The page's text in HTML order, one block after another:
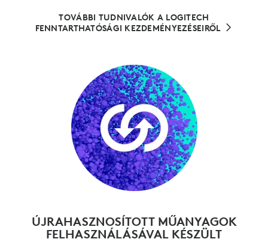
TOVÁBBI TUDNIVALÓK A LOGITECH
FENNTARTHATÓSÁGI KEZDEMÉNYEZÉSEIRŐL
ÚJRAHASZNOSÍTOTT MŰANYAGOK
FELHASZNÁLÁSÁVAL KÉSZÜLT